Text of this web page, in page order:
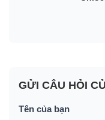
GỬI CÂU HỎI
Tên của bạn